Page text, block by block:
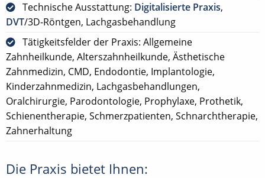
Technische Ausstattung: Digitalisierte Praxis,
DVT/3D-Röntgen, Lachgasbehandlung
Tätigkeitsfelder der Praxis: Allgemeine
Zahnheilkunde, Alterszahnheilkunde, Ästhetische
Zahnmedizin, CMD, Endodontie, Implantologie,
Kinderzahnmedizin, Lachgasbehandlungen,
Oralchirurgie, Parodontologie, Prophylaxe, Prothetik,
Schienentherapie, Schmerzpatienten, Schnarchtherapie,
Zahnerhaltung
Die Praxis bietet Ihnen: